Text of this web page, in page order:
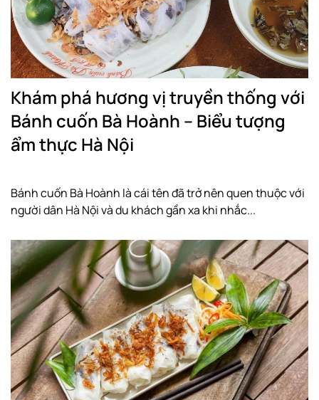
Khám phá hương vị truyền thống với
Bánh cuốn Bà Hoành – Biểu tượng
ẩm thực Hà Nội
Bánh cuốn Bà Hoành là cái tên đã trở nên quen thuộc với
người dân Hà Nội và du khách gần xa khi nhắc...